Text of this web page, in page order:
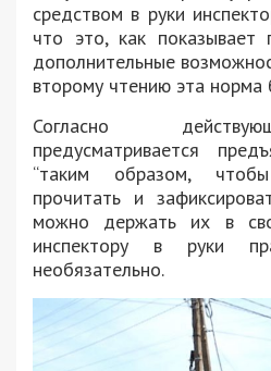
средством в руки
что это, как показывает
дополнительные
второму чтению эта норма
Согласно
предусматривается
“таким образом,
прочитать и
можно держать их в
инспектору в руки
необязательно.